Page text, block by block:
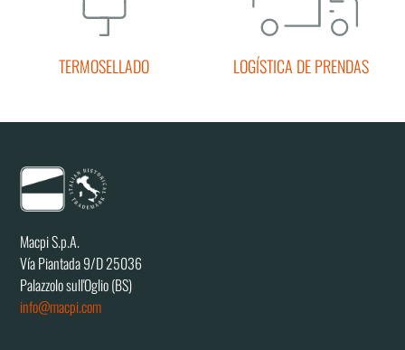
TERMOSELLADO LOGÍSTICA DE PRENDAS
Macpi S.p.A.
Vía Piantada 9/D 25036
Palazzolo sull'Oglio (BS)
info@macpi.com